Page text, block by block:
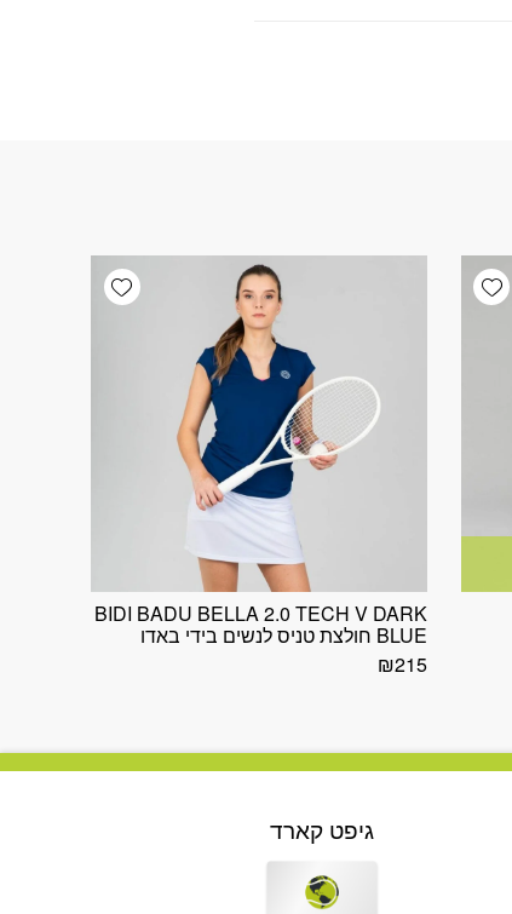
Add wishlist
Add wishlist
BIDI BADU BELLA 2.0 TECH V DARK
BLUE חולצת טניס לנשים בידי באדו
₪215
גיפט קארד